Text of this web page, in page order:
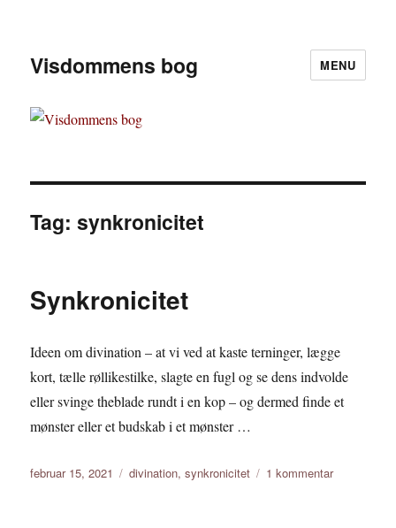
Visdommens bog MENU
Tag:synkronicitet
Synkronicitet
Ideen om divination – at vi ved at kaste terninger, lægge
kort, tælle røllikestilke, slagte en fugl og se dens indvolde
eller svinge theblade rundt i en kop – og dermed finde et
mønster eller et budskab i et mønster …
Udgivet
februar 15, 2021 Tags
divination,synkronicitet 1 kommentartil